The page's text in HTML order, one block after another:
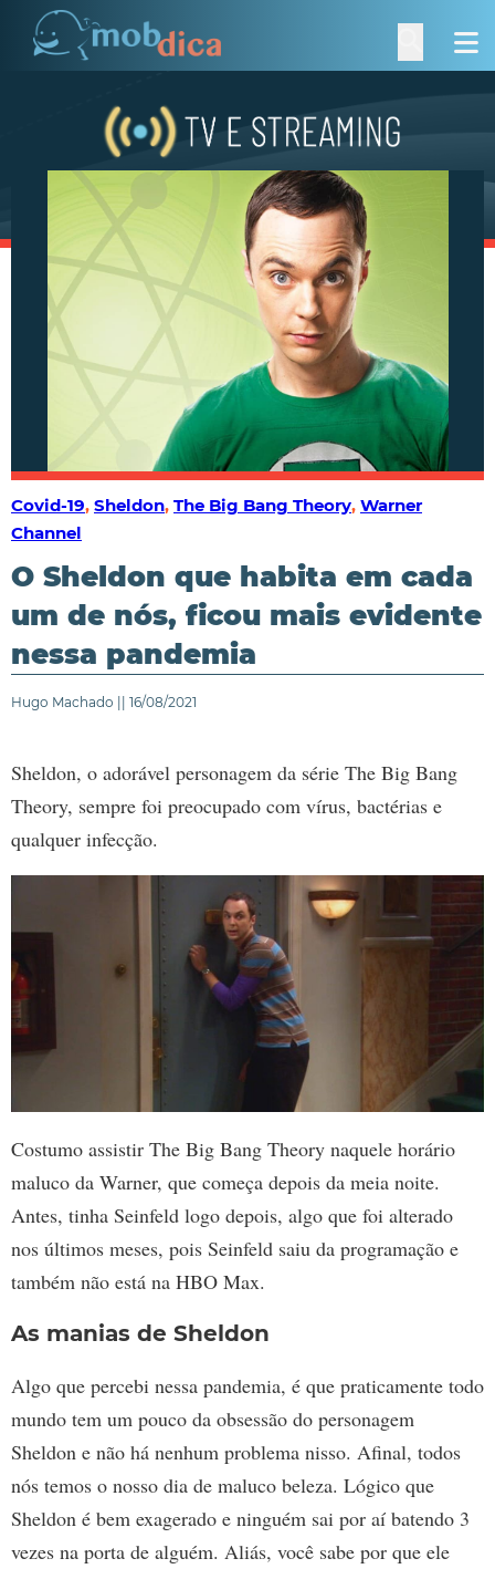
Covid-19, Sheldon, The Big Bang Theory, Warner
Channel
O Sheldon que habita em cada
um de nós, ficou mais evidente
nessa pandemia
Hugo Machado || 16/08/2021
Sheldon, o adorável personagem da série The Big Bang
Theory, sempre foi preocupado com vírus, bactérias e
qualquer infecção.
Costumo assistir The Big Bang Theory naquele horário
maluco da Warner, que começa depois da meia noite.
Antes, tinha Seinfeld logo depois, algo que foi alterado
nos últimos meses, pois Seinfeld saiu da programação e
também não está na HBO Max.
As manias de Sheldon
Algo que percebi nessa pandemia, é que praticamente todo
mundo tem um pouco da obsessão do personagem
Sheldon e não há nenhum problema nisso. Afinal, todos
nós temos o nosso dia de maluco beleza. Lógico que
Sheldon é bem exagerado e ninguém sai por aí batendo 3
vezes na porta de alguém. Aliás, você sabe por que ele